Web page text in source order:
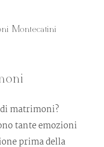
Montecatini
matrimoni?
tante emozioni
prima della